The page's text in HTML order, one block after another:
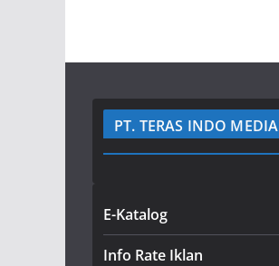
PT. TERAS INDO MEDIA
E-Katalog
Info Rate Iklan